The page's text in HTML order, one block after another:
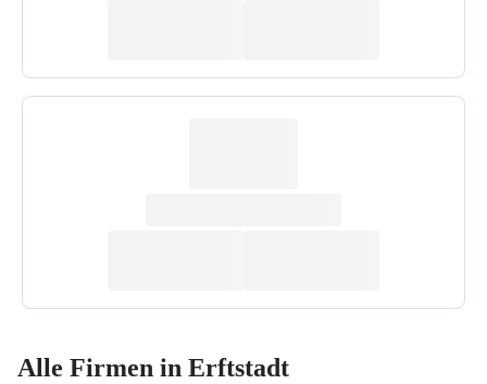
Alle Firmen in Erftstadt